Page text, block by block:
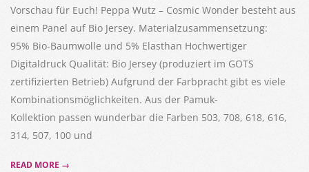
Vorschau für Euch! Peppa Wutz – Cosmic Wonder besteht aus
einem Panel auf Bio Jersey. Materialzusammensetzung:
95% Bio-Baumwolle und 5% Elasthan Hochwertiger
Digitaldruck Qualität: Bio Jersey (produziert im GOTS
zertifizierten Betrieb) Aufgrund der Farbpracht gibt es viele
Kombinationsmöglichkeiten. Aus der Pamuk-
Kollektion passen wunderbar die Farben 503, 708, 618, 616,
314, 507, 100 und
READ MORE →